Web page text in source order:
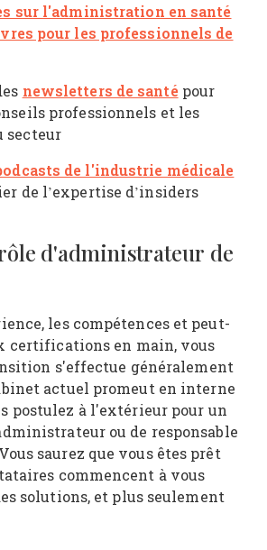
sur l'administration en santé
pour les professionnels de
newsletters de santépour
professionnels et les
secteur
de l'industrie médicale
de l’expertise d’insiders
d'administrateur de
les compétences et peut-
certifications en main, vous
s'effectue généralement
actuel promeut en interne
postulez à l'extérieur pour un
ou de responsable
saurez que vous êtes prêt
commencent à vous
solutions, et plus seulement